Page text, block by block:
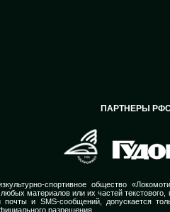
ПАРТНЕРЫ
спортивное общество
материалов или их частей
почты и SMS-сообщений, допускается
разрешения.